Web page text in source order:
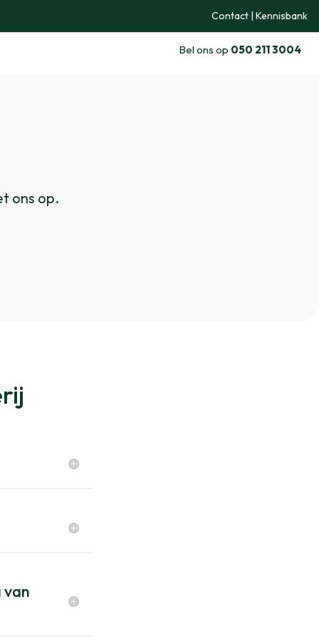
Contact | Kennisbank
Bel ons op 050 211 3004
ons op.